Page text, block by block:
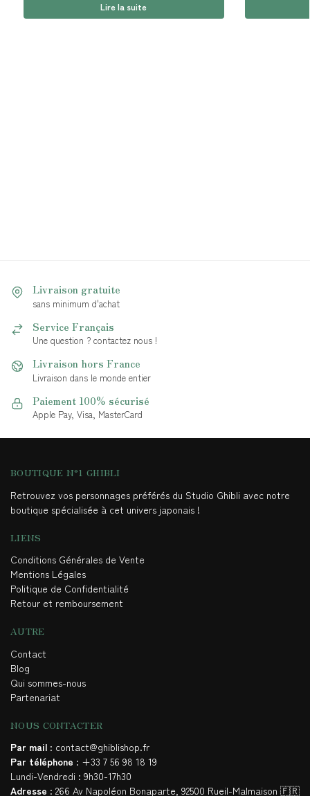
Lire la suite
Livraison gratuite
sans minimum d'achat
Service Français
Une question ? contactez nous !
Livraison hors France
Livraison dans le monde entier
Paiement 100% sécurisé
Apple Pay, Visa, MasterCard
BOUTIQUE N°1 GHIBLI
Retrouvez vos personnages préférés du Studio Ghibli avec notre
boutique spécialisée à cet univers japonais !
LIENS
Conditions Générales de Vente
Mentions Légales
Politique de Confidentialité
Retour et remboursement
AUTRE
Contact
Blog
Qui sommes-nous
Partenariat
NOUS CONTACTER
Par mail : contact@ghiblishop.fr
Par téléphone : +33 7 56 98 18 19
Lundi-Vendredi : 9h30-17h30
Adresse : 266 Av Napoléon Bonaparte, 92500 Rueil-Malmaison 🇫🇷